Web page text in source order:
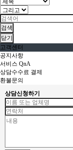
검색
닫기
고객센터
공지사항
서비스 QnA
상담수수료 결제
환불문의
상담신청하기